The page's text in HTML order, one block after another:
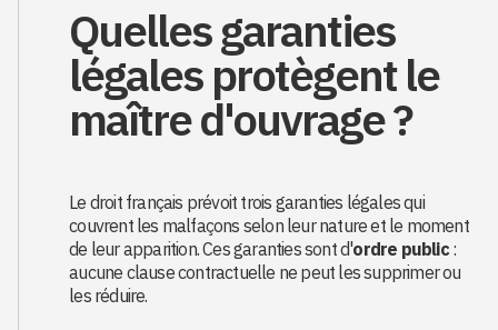
Quelles garanties
légales protègent le
maître d'ouvrage ?
Le droit français prévoit trois garanties légales qui
couvrent les malfaçons selon leur nature et le moment
de leur apparition. Ces garanties sont d'ordre public:
aucune clause contractuelle ne peut les supprimer ou
les réduire.